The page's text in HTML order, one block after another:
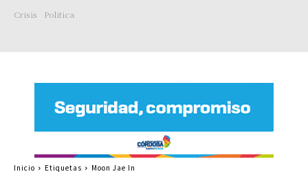
Crisis
Politica
Inicio Etiquetas Moon Jae In